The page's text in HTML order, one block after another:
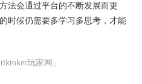
法会通过平台的不断发展而更
时候仍需要多学习多思考，才能
玩家网」